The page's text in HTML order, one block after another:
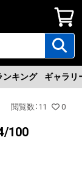
ンキング ギャラリ
閲覧数 ： 11 0
100